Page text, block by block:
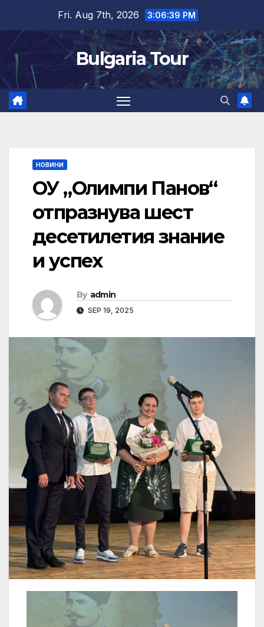
content
Fri. Aug 7th, 2026 3:06:40 PM
Bulgaria Tour
НОВИНИ
ОУ „Олимпи Панов“
отпразнува шест
десетилетия знание
и успех
By admin
SEP 19, 2025